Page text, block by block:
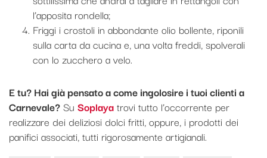
l’apposita rondella;
Friggi i crostoli in abbondante olio bollente, riponili
sulla carta da cucina e, una volta freddi, spolverali
con lo zucchero a velo.
E tu? Hai già pensato a come ingolosire i tuoi clienti a
Carnevale?Su Soplayatrovi tutto l’occorrente per
realizzare dei deliziosi dolci fritti, oppure, i prodotti dei
panifici associati, tutti rigorosamente artigianali.